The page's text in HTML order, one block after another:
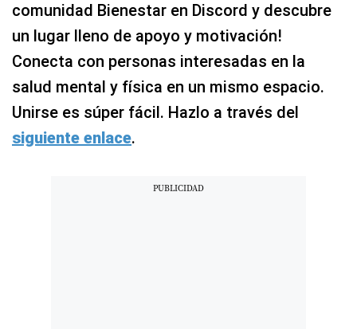
comunidad Bienestar en Discord y descubre
un lugar lleno de apoyo y motivación!
Conecta con personas interesadas en la
salud mental y física en un mismo espacio.
Unirse es súper fácil. Hazlo a través del
siguiente enlace.